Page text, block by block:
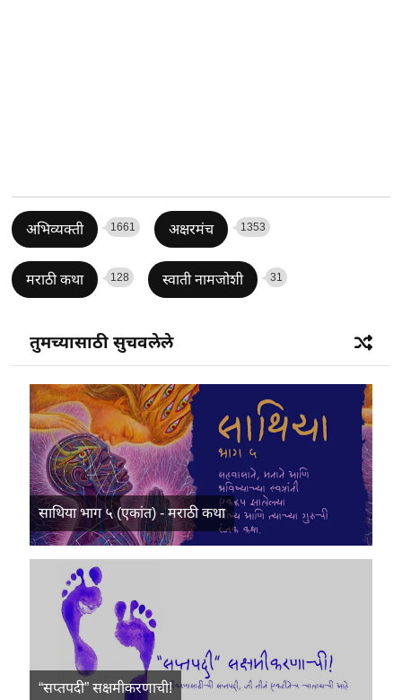
अभिव्यक्ती 1661 अक्षरमंच 1353
मराठी कथा 128 स्वाती नामजोशी 31
तुमच्यासाठी सुचवलेले
साथिया भाग ५ (एकांत) - मराठी कथा
“सप्तपदी” सक्षमीकरणाची!